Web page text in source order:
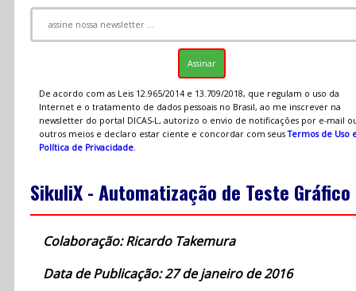
De acordo com as Leis 12.965/2014 e 13.709/2018, que regulam o uso da
Internet e o tratamento de dados pessoais no Brasil, ao me inscrever na
newsletter do portal DICAS-L, autorizo o envio de notificações por e-mail
outros meios e declaro estar ciente e concordar com seusTermos de Uso
Política de Privacidade.
SikuliX - Automatização de Teste Gráfico
Colaboração: Ricardo Takemura
Data de Publicação: 27 de janeiro de 2016